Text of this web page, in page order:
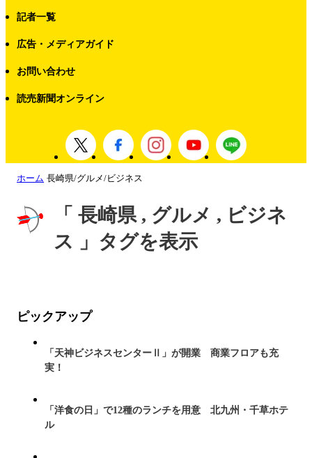
記者一覧
広告・メディアガイド
お問い合わせ
読売新聞オンライン
ホーム 長崎県/グルメ/ビジネス
「 長崎県 , グルメ , ビジネ
ス 」タグを表示
ピックアップ
「天神ビジネスセンターⅡ」が開業 商業フロアも充
実！
「洋食の日」で12種のランチを用意 北九州・千草ホテ
ル